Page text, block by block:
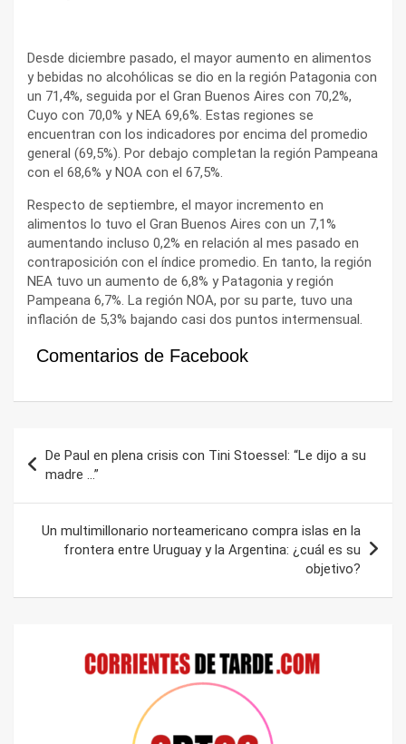
Desde diciembre pasado, el mayor aumento en alimentos
y bebidas no alcohólicas se dio en la región Patagonia con
un 71,4%, seguida por el Gran Buenos Aires con 70,2%,
Cuyo con 70,0% y NEA 69,6%. Estas regiones se
encuentran con los indicadores por encima del promedio
general (69,5%). Por debajo completan la región Pampeana
con el 68,6% y NOA con el 67,5%.
Respecto de septiembre, el mayor incremento en
alimentos lo tuvo el Gran Buenos Aires con un 7,1%
aumentando incluso 0,2% en relación al mes pasado en
contraposición con el índice promedio. En tanto, la región
NEA tuvo un aumento de 6,8% y Patagonia y región
Pampeana 6,7%. La región NOA, por su parte, tuvo una
inflación de 5,3% bajando casi dos puntos intermensual.
Comentarios de Facebook
de
entradas
De Paul en plena crisis con Tini Stoessel: “Le dijo a su
madre …”
Un multimillonario norteamericano compra islas en la
frontera entre Uruguay y la Argentina: ¿cuál es su
objetivo?